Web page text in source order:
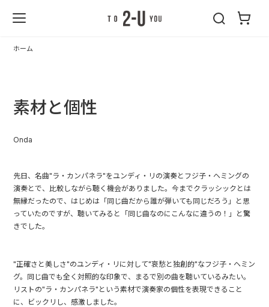
ホーム
素材と個性
Onda
先日、名曲"ラ・カンパネラ"をユンディ・リの演奏とフジ子・ヘミングの
演奏とで、比較しながら聴く機会がありました。今までクラッシックとは
無縁だったので、はじめは「同じ曲だから誰が弾いても同じだろう」と思
っていたのですが、聴いてみると「同じ曲なのにこんなに違うの！」と驚
きでした。
"正確さと美しさ"のユンディ・リに対して"哀愁と独創的"なフジ子・ヘミン
グ。同じ曲でも全く対照的な印象で、まるで別の曲を聴いているみたい。
リストの"ラ・カンパネラ"という素材で演奏家の個性を表現できること
に、ビックリし、感激しました。